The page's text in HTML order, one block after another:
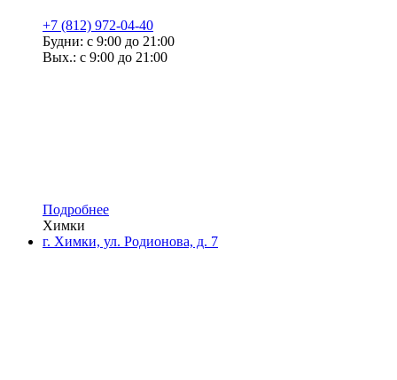
+7 (812) 972-04-40
Будни: с 9:00 до 21:00
Вых.: с 9:00 до 21:00
Подробнее
Химки
г. Химки, ул. Родионова, д. 7